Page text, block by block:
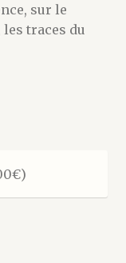
sur le
traces du
€)